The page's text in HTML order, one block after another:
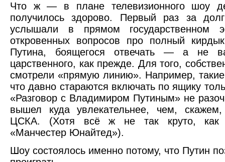
Что ж — в плане телевизионного шоу
получилось здорово. Первый раз за
услышали в прямом государственном
откровенных вопросов про полный
Путина, боящегося отвечать — а не
царственного, как прежде. Для того,
смотрели «прямую линию». Например,
что давно стараются включать по ящику
«Разговор с Владимиром Путиным» не
вышел куда увлекательнее, чем,
ЦСКА. (Хотя всё ж не так круто,
«Манчестер Юнайтед»).
Шоу состоялось именно потому, что Путин